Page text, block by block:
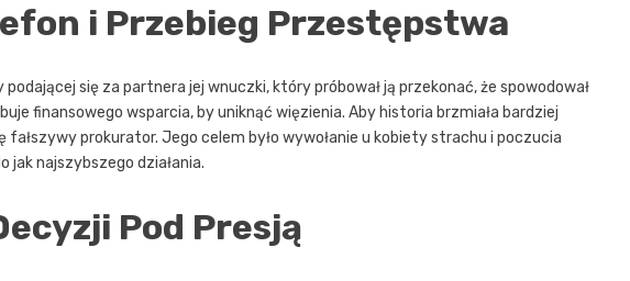
i Przebieg Przestępstwa
się za partnera jej wnuczki, który próbował ją przekonać, że spowodował
finansowego wsparcia, by uniknąć więzienia. Aby historia brzmiała bardziej
fałszywy prokurator. Jego celem było wywołanie u kobiety strachu i poczucia
jak najszybszego działania.
Pod Presją